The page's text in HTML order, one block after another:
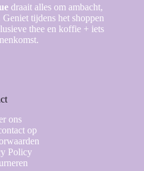
draait alles om ambacht,
tijdens het shoppen
thee en koffie + iets
ons
op
Policy